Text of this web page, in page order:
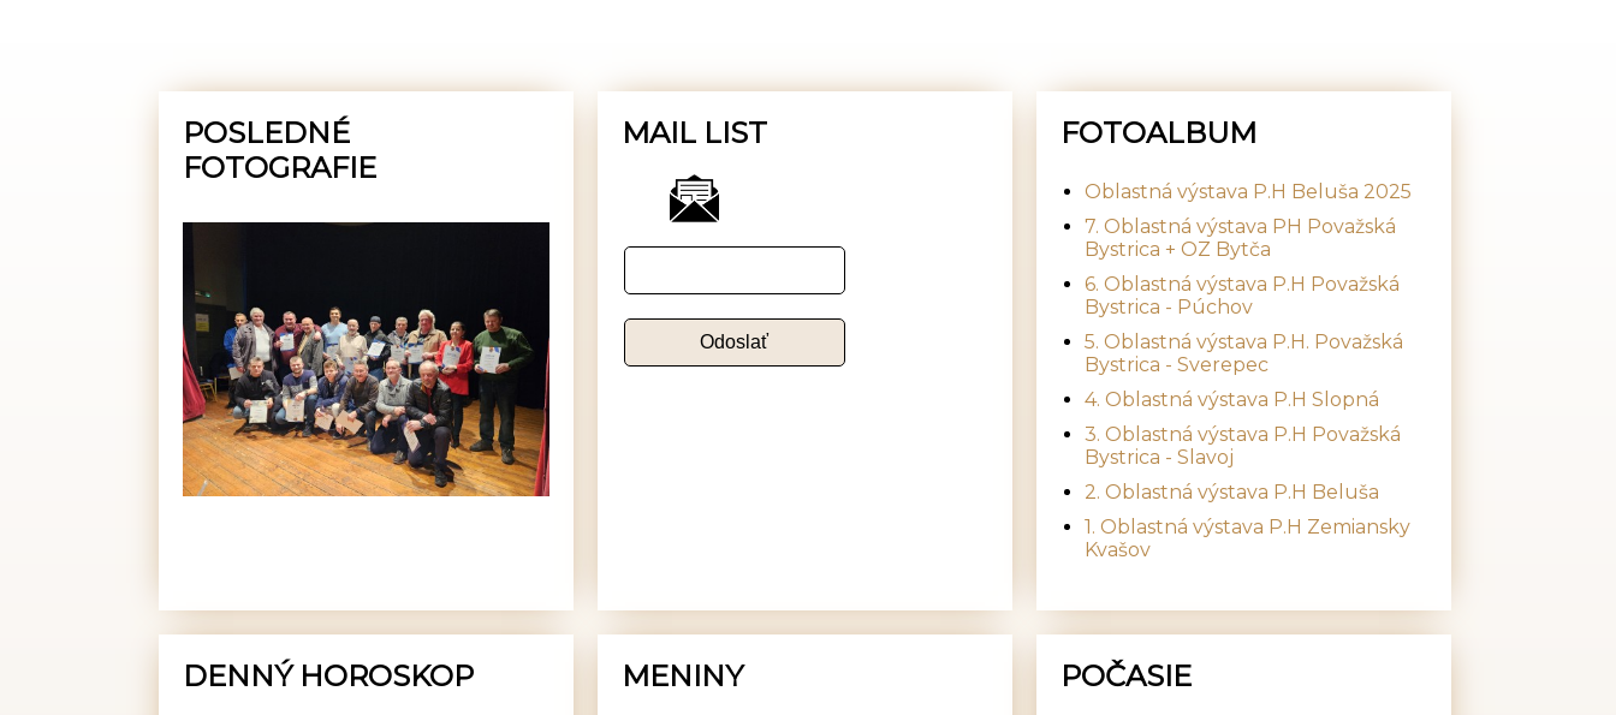
POSLEDNÉ
FOTOGRAFIE
MAIL LIST FOTOALBUM
Oblastná výstava P.H Beluša 2025
7. Oblastná výstava PH Považská
Bystrica + OZ Bytča
6. Oblastná výstava P.H Považská
Bystrica - Púchov
5. Oblastná výstava P.H. Považská
Bystrica - Sverepec
4. Oblastná výstava P.H Slopná
3. Oblastná výstava P.H Považská
Bystrica - Slavoj
2. Oblastná výstava P.H Beluša
1. Oblastná výstava P.H Zemiansky
Kvašov
DENNÝ HOROSKOP MENINY POČASIE